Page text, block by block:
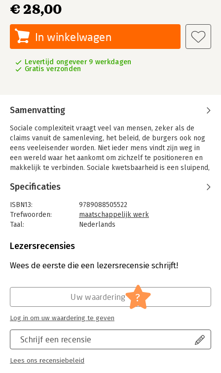
€ 28,00
In winkelwagen
Levertijd ongeveer 9 werkdagen
Gratis verzonden
Samenvatting
Sociale complexiteit vraagt veel van mensen, zeker als de
claims vanuit de samenleving, het beleid, de burgers ook nog
eens veeleisender worden. Niet ieder mens vindt zijn weg in
een wereld waar het aankomt om zichzelf te positioneren en
makkelijk te verbinden. Sociale kwetsbaarheid is een sluipend,
aanpakken zijn vaak nog te veel gericht op emancipatie,
Sociale professionals zoals maatschappelijk werkers, sociaal
pedagogen, jongerenwerkers, opbouwwerkers en sociaal
moeite hebben met het dagelijks leven. Ze zoeken naar
situatie leefbaar blijft en het risico van marginaliseren kleiner
Dit boek legt een stevig fundament voor een transformatie van
het sociale domein en een vernieuwing van de sociale
professie. Hans van Ewijk neemt de lezer mee naar
meeslepende analyses van wat er in de samenleving en de
sector aan de hand is en doet constructieve voorstellen voor
een nieuwe positionering van het sociaal werk in het beleid, de
wijk, de wetenschap en het onderzoek. Hij maakt zich sterk
voor het sociaal model als tegenhanger van een medisch
Specificaties
ISBN13:
9789088505522
Trefwoorden:
maatschappelijk werk
Taal:
Nederlands
Aantal pagina's:
Druk:
1
Mens en maatschappij
Lezersrecensies
Wees de eerste die een lezersrecensie schrijft!
Schrijf een recensie
Lees ons recensiebeleid
Uw waardering ?
Log in om uw waardering te geven